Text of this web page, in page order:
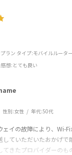
ラン タイプ:モバイルルータ
想:とても良い
性別:女性 年代:50代
ェイの故障により、Wi-
していただいたおかげで
てきたプロバイダーのも